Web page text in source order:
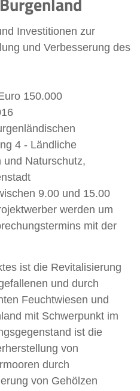
Investitionen zur
und Verbesserung des
150.000
4 - Ländliche
und Naturschutz,
9.00 und 15.00
werden um
mit der
ist die Revitalisierung
und durch
Feuchtwiesen und
mit Schwerpunkt im
ist die
von
durch
von Gehölzen